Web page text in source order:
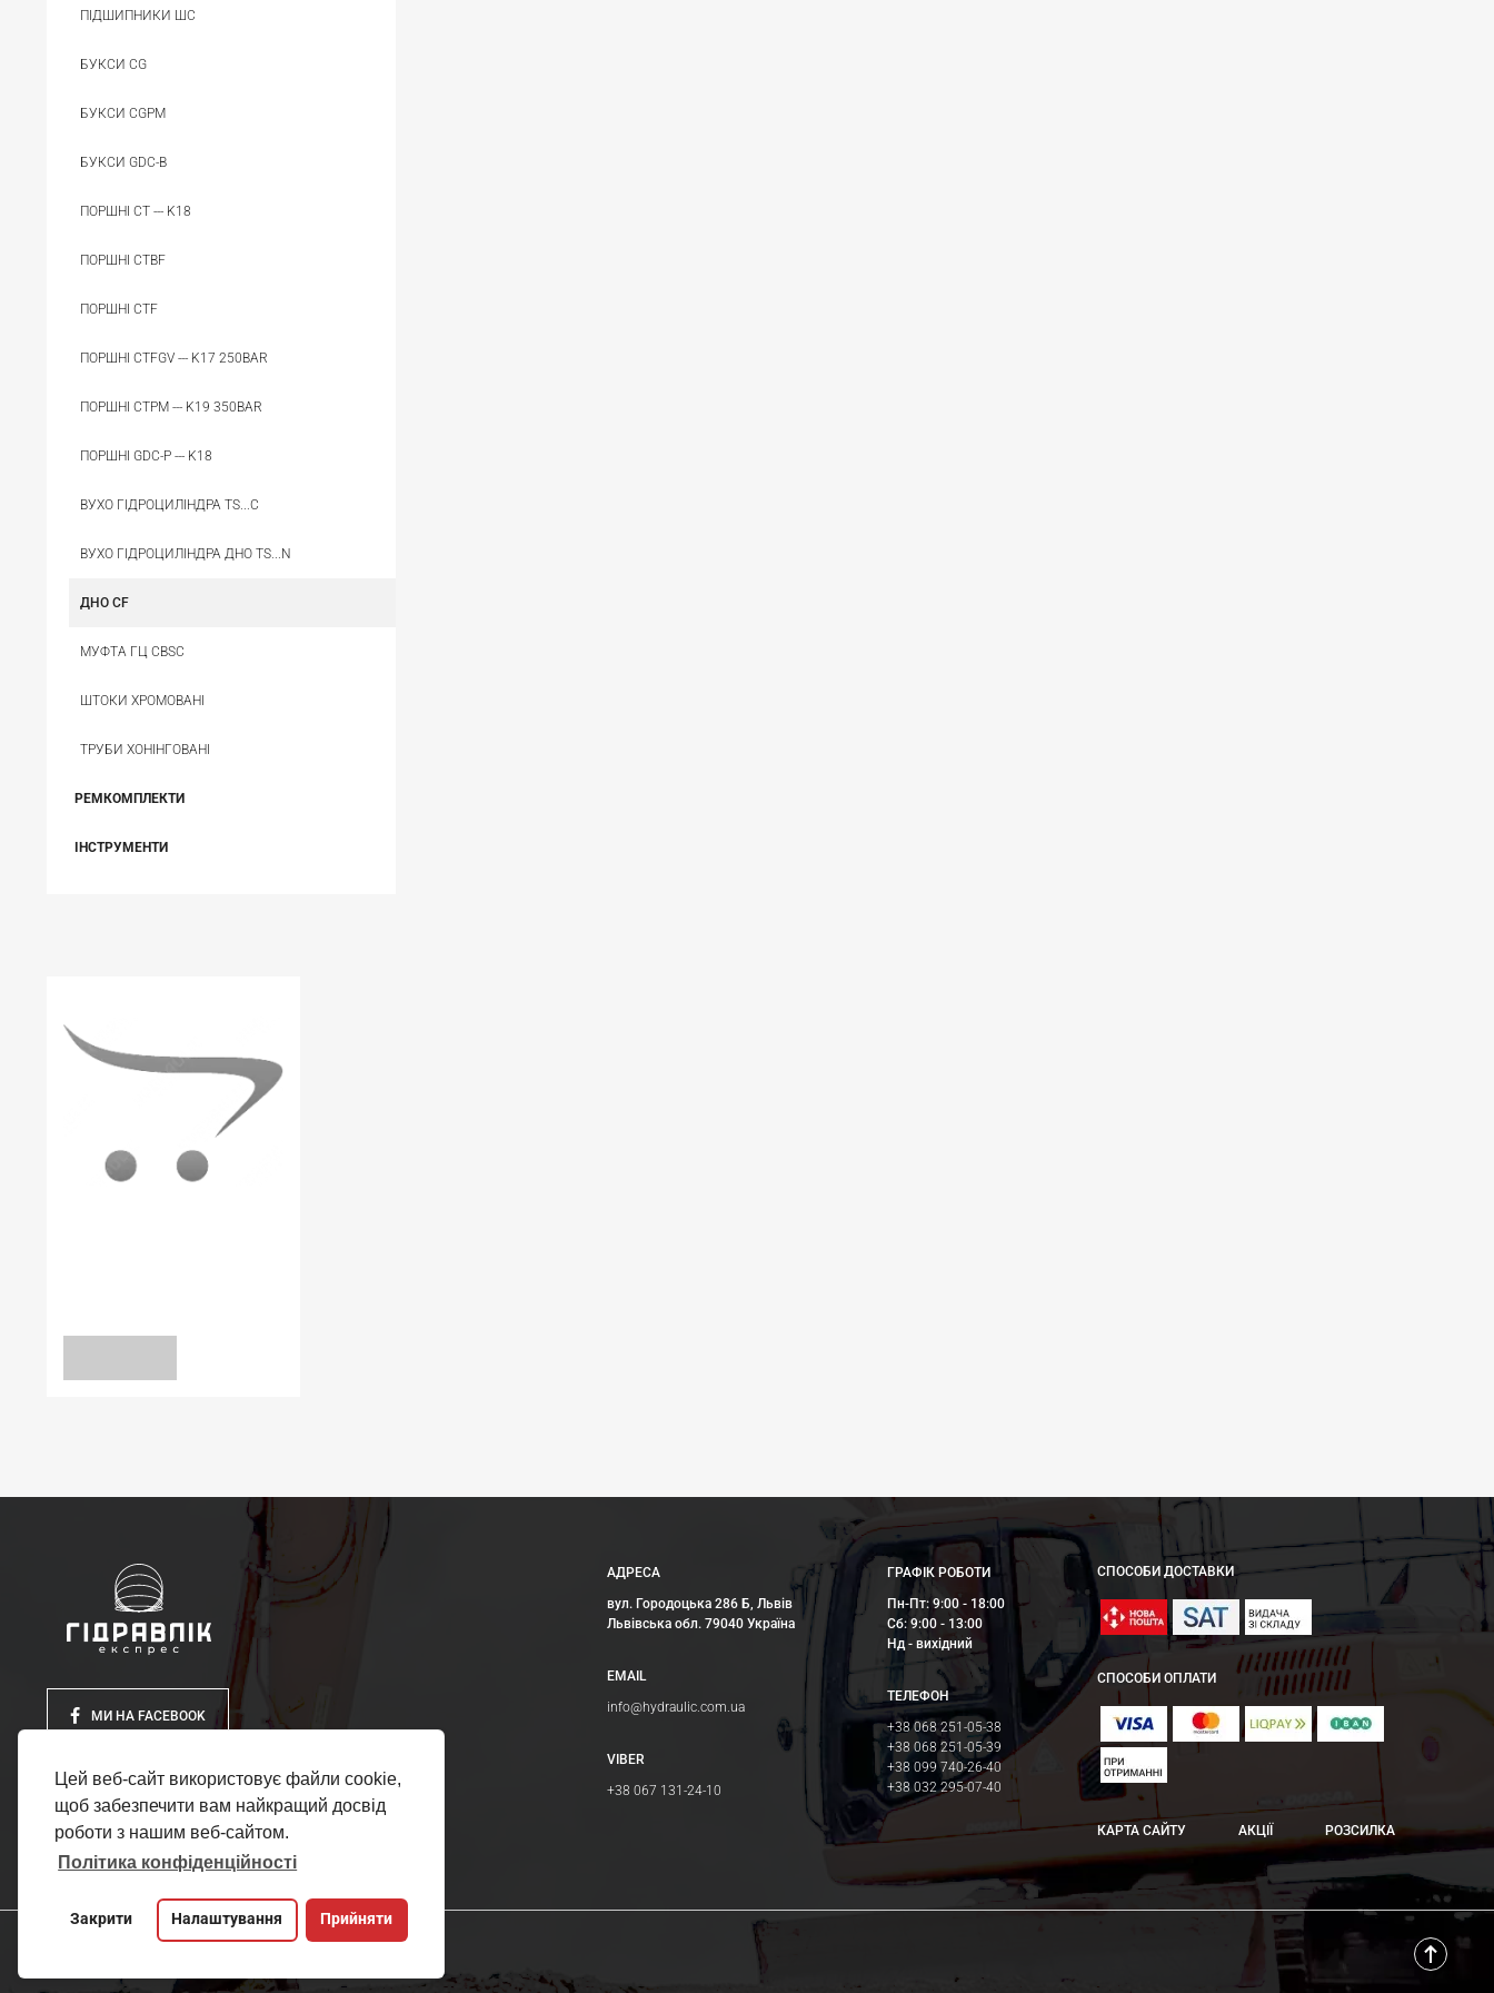
Цей веб-сайт використовує файли cookie,
щоб забезпечити вам найкращий досвід
роботи з нашим веб-сайтом.
Політика конфіденційності
Закрити Налаштування Прийняти
ПІДШИПНИКИ ШС
БУКСИ CG
БУКСИ CGPM
БУКСИ GDC-B
ПОРШНІ CT --- K18
ПОРШНІ CTBF
ПОРШНІ CTF
ПОРШНІ CTFGV --- K17 250BAR
ПОРШНІ CTPM --- K19 350BAR
ПОРШНІ GDC-P --- K18
ВУХО ГІДРОЦИЛІНДРА TS...C
ВУХО ГІДРОЦИЛІНДРА ДНО TS...N
ДНО CF
МУФТА ГЦ CBSС
ШТОКИ ХРОМОВАНІ
ТРУБИ ХОНІНГОВАНІ
РЕМКОМПЛЕКТИ
ІНСТРУМЕНТИ
МИ НА FACEBOOK
АДРЕСА
вул. Городоцька 286 Б, Львів
Львівська обл. 79040 Україна
EMAIL
info@hydraulic.com.ua
VIBER
+38 067 131-24-10
ГРАФІК РОБОТИ
Пн-Пт: 9:00 - 18:00
Сб: 9:00 - 13:00
Нд - вихідний
ТЕЛЕФОН
+38 068 251-05-38
+38 068 251-05-39
+38 099 740-26-40
+38 032 295-07-40
СПОСОБИ ДОСТАВКИ
СПОСОБИ ОПЛАТИ
КАРТА САЙТУ АКЦІЇ РОЗСИЛКА